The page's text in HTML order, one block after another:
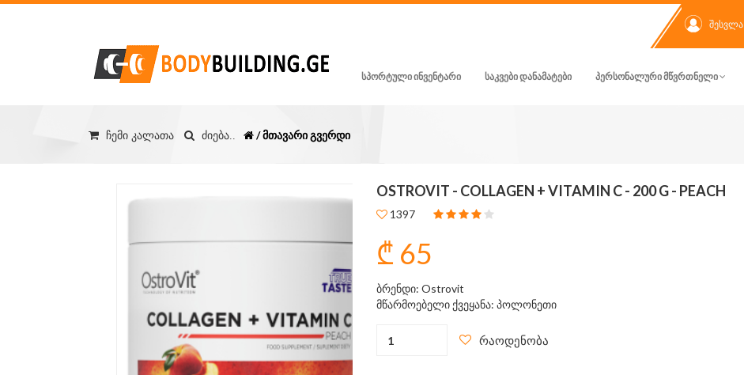
შესვლა
ᲡᲞᲝᲠᲢᲣᲚᲘ ᲘᲜᲕᲔᲜᲢᲐᲠᲘ ᲡᲐᲙᲕᲔᲑᲘ ᲓᲐᲜᲐᲛᲐᲢᲔᲑᲘ ᲞᲔᲠᲡᲝᲜᲐᲚᲣᲠᲘ ᲛᲬᲕᲠᲗᲜᲔᲚᲘ
ჩემი კალათა ძიება.. / მთავარი გვერდი
OSTROVIT - COLLAGEN + VITAMIN C - 200 G - PEACH
1397
₾ 65
ბრენდი: Ostrovit
მწარმოებელი ქვეყანა: პოლონეთი
რაოდენობა